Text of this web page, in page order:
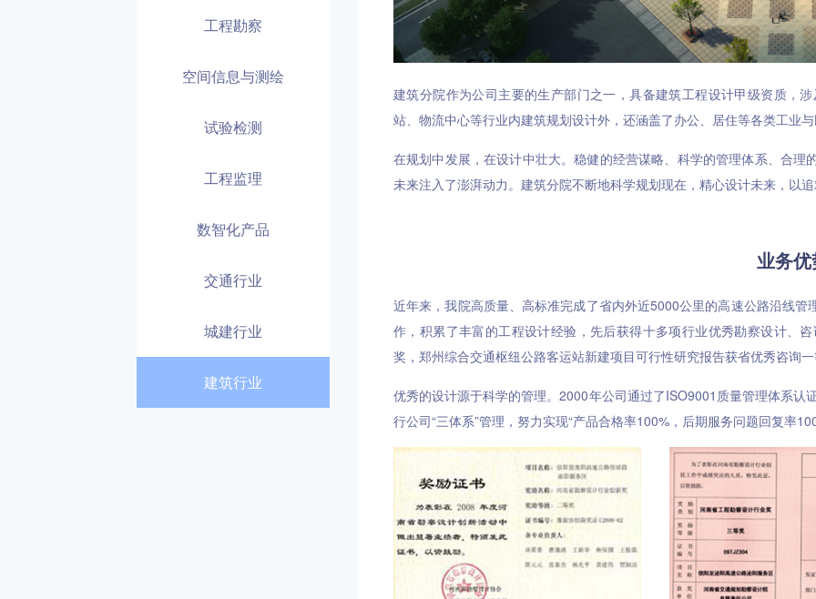
工程勘察
空间信息与测绘
试验检测
工程监理
数智化产品
交通行业
城建行业
建筑行业
建筑分院作为公司主要的生产部门之一，具备建筑工程设计甲级资质，
站、物流中心等行业内建筑规划设计外，还涵盖了办公、居住等各类工业
在规划中发展，在设计中壮大。稳健的经营谋略、科学的管理体系、合
未来注入了澎湃动力。建筑分院不断地科学规划现在，精心设计未来，以
业务
近年来，我院高质量、高标准完成了省内外近5000公里的高速公路沿线
作，积累了丰富的工程设计经验，先后获得十多项行业优秀勘察设计、
奖，郑州综合交通枢纽公路客运站新建项目可行性研究报告获省优秀咨询
优秀的设计源于科学的管理。2000年公司通过了ISO9001质量管理体系
行公司“三体系”管理，努力实现“产品合格率100%，后期服务问题回复率